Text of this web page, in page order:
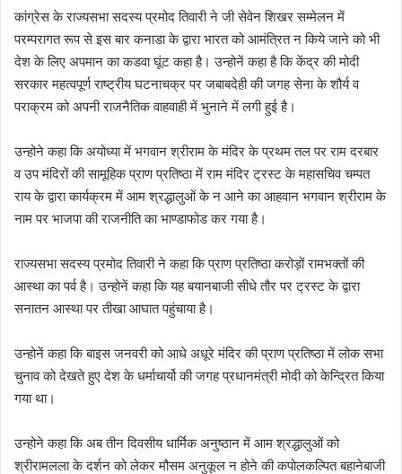
कांग्रेस के राज्यसभा सदस्य प्रमोद तिवारी ने जी सेवेन शिखर सम्मेलन में
परम्परागत रूप से इस बार कनाडा के द्वारा भारत को आमंत्रित न किये जाने को भी
देश के लिए अपमान का कडवा घूंट कहा है। उन्होनें कहा है कि केंद्र की मोदी
सरकार महत्वपूर्ण राष्ट्रीय घटनाचक्र पर जबाबदेही की जगह सेना के शौर्य व
पराक्रम को अपनी राजनैतिक वाहवाही में भुनाने में लगी हुई है।
उन्होने कहा कि अयोध्या में भगवान श्रीराम के मंदिर के प्रथम तल पर राम दरबार
व उप मंदिरों की सामूहिक प्राण प्रतिष्ठा में राम मंदिर ट्रस्ट के महासचिव चम्पत
राय के द्वारा कार्यक्रम में आम श्रद्धालुओं के न आने का आहवान भगवान श्रीराम के
नाम पर भाजपा की राजनीति का भाण्डाफोड कर गया है।
राज्यसभा सदस्य प्रमोद तिवारी ने कहा कि प्राण प्रतिष्ठा करोड़ों रामभक्तों की
आस्था का पर्व है। उन्होनें कहा कि यह बयानबाजी सीधे तौर पर ट्रस्ट के द्वारा
सनातन आस्था पर तीखा आघात पहुंचाया है।
उन्होनें कहा कि बाइस जनवरी को आधे अधूरे मंदिर की प्राण प्रतिष्ठा में लोक सभा
चुनाव को देखते हुए देश के धर्माचार्यो की जगह प्रधानमंत्री मोदी को केन्द्रित किया
गया था।
उन्होने कहा कि अब तीन दिवसीय धार्मिक अनुष्ठान में आम श्रद्धालुओं को
श्रीरामलला के दर्शन को लेकर मौसम अनुकूल न होने की कपोलकल्पित बहानेबाजी